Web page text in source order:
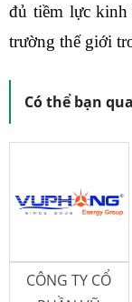
đủ tiềm lực kinh
trường thế giới
Có thể bạn
CÔNG TY CỔ